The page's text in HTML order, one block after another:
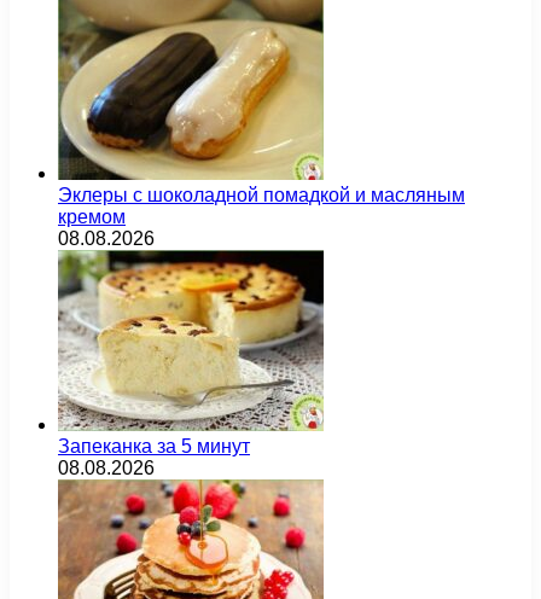
Эклеры с шоколадной помадкой и масляным
кремом
08.08.2026
Запеканка за 5 минут
08.08.2026